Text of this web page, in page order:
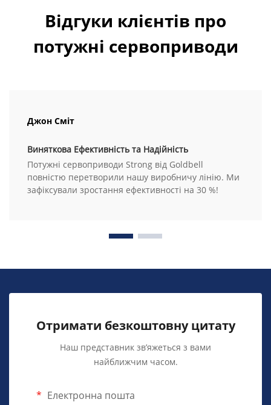
Відгуки клієнтів про
потужні сервоприводи
Джон Сміт
Виняткова Ефективність та Надійність
Потужні сервоприводи Strong від Goldbell
повністю перетворили нашу виробничу лінію. Ми
зафіксували зростання ефективності на 30 %!
Отримати безкоштовну цитату
Наш представник зв’яжеться з вами
найближчим часом.
Електронна пошта